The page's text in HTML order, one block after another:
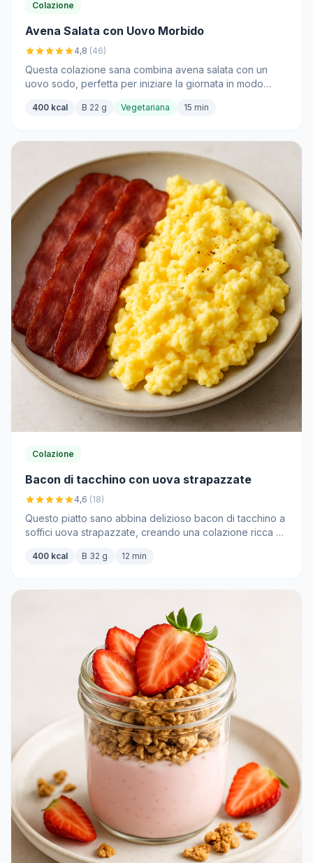
Colazione
Avena Salata con Uovo Morbido
4,8 (46)
Questa colazione sana combina avena salata con un
uovo sodo, perfetta per iniziare la giornata in modo
400 kcal B 22 g Vegetariana 15 min
Colazione
Bacon di tacchino con uova strapazzate
4,6 (18)
Questo piatto sano abbina delizioso bacon di tacchino a
soffici uova strapazzate, creando una colazione ricca di
400 kcal B 32 g 12 min